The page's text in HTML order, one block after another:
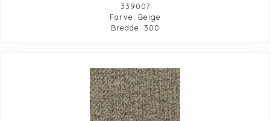
339007
Farve: Beige
Bredde: 300